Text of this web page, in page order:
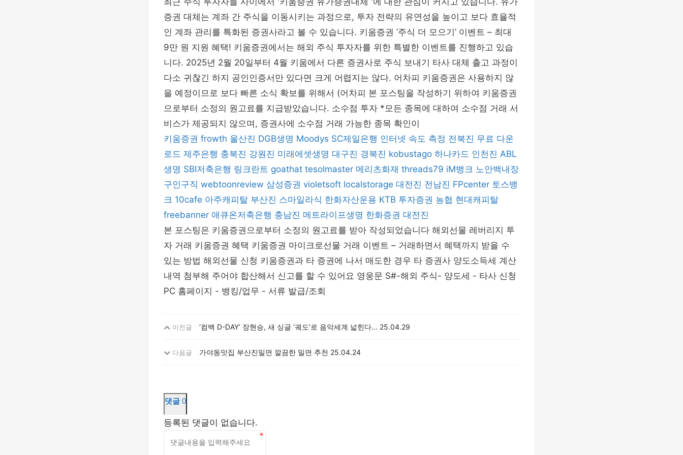
증권 대체는 계좌 간 주식을 이동시키는 과정으로, 투자 전략의 유연성을 높이고 보다 효율적
인 계좌 관리를 특화된 증권사라고 볼 수 있습니다. 키움증권 ‘주식 더 모으기’ 이벤트 – 최대
9만 원 지원 혜택! 키움증권에서는 해외 주식 투자자를 위한 특별한 이벤트를 진행하고 있습
니다. 2025년 2월 20일부터 4월 키움에서 다른 증권사로 주식 보내기 타사 대체 출고 과정이
다소 귀찮긴 하지 공인인증서만 있다면 크게 어렵지는 않다. 어차피 키움증권은 사용하지 않
을 예정이므로 보다 빠른 소식 확보를 위해서 (어차피 본 포스팅을 작성하기 위하여 키움증권
으로부터 소정의 원고료를 지급받았습니다. 소수점 투자 *모든 종목에 대하여 소수점 거래 서
비스가 제공되지 않으며, 증권사에 소수점 거래 가능한 종목 확인이
키움증권 frowth 울산진 DGB생명 Moodys SC제일은행 인터넷 속도 측정 전북진 무료 다운
로드 제주은행 충북진 강원진 미래에셋생명 대구진 경북진 kobustago 하나카드 인천진 ABL
생명 SBI저축은행 링크란트 goathat tesolmaster 메리츠화재 threads79 iM뱅크 노안백내장
구인구직 webtoonreview 삼성증권 violetsoft localstorage 대전진 전남진 FPcenter 토스뱅
크 10cafe 아주캐피탈 부산진 스마일라식 한화자산운용 KTB 투자증권 농협 현대캐피탈
freebanner 애큐온저축은행 충남진 메트라이프생명 한화증권 대전진
본 포스팅은 키움증권으로부터 소정의 원고료를 받아 작성되었습니다 해외선물 레버리지 투
자 거래 키움증권 혜택 키움증권 마이크로선물 거래 이벤트 – 거래하면서 혜택까지 받을 수
있는 방법 해외선물 신청 키움증권과 타 증권에 나서 매도한 경우 타 증권사 양도소득세 계산
내역 첨부해 주어야 합산해서 신고를 할 수 있어요 영웅문 S#-해외 주식- 양도세 - 타사 신청
PC 홈페이지 - 뱅킹/업무 - 서류 발급/조회
이전글 ‘컴백 D-DAY’ 장현승, 새 싱글 ‘궤도’로 음악세계 넓힌다... 25.04.29
다음글 가야동맛집 부산진밀면 깔끔한 밀면 추천 25.04.24
댓글 0
등록된 댓글이 없습니다.